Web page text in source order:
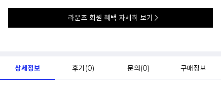
라운즈 회원 혜택 자세히 보기
상세정보 후기(0) 문의(0) 구매정보